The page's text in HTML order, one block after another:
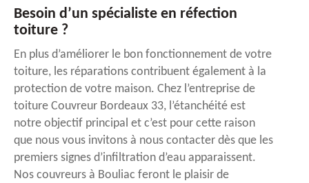
Besoin d’un spécialiste en réfection
toiture ?
En plus d’améliorer le bon fonctionnement de votre
toiture, les réparations contribuent également à la
protection de votre maison. Chez l’entreprise de
toiture Couvreur Bordeaux 33, l’étanchéité est
notre objectif principal et c’est pour cette raison
que nous vous invitons à nous contacter dès que les
premiers signes d’infiltration d’eau apparaissent.
Nos couvreurs à Bouliac feront le plaisir de